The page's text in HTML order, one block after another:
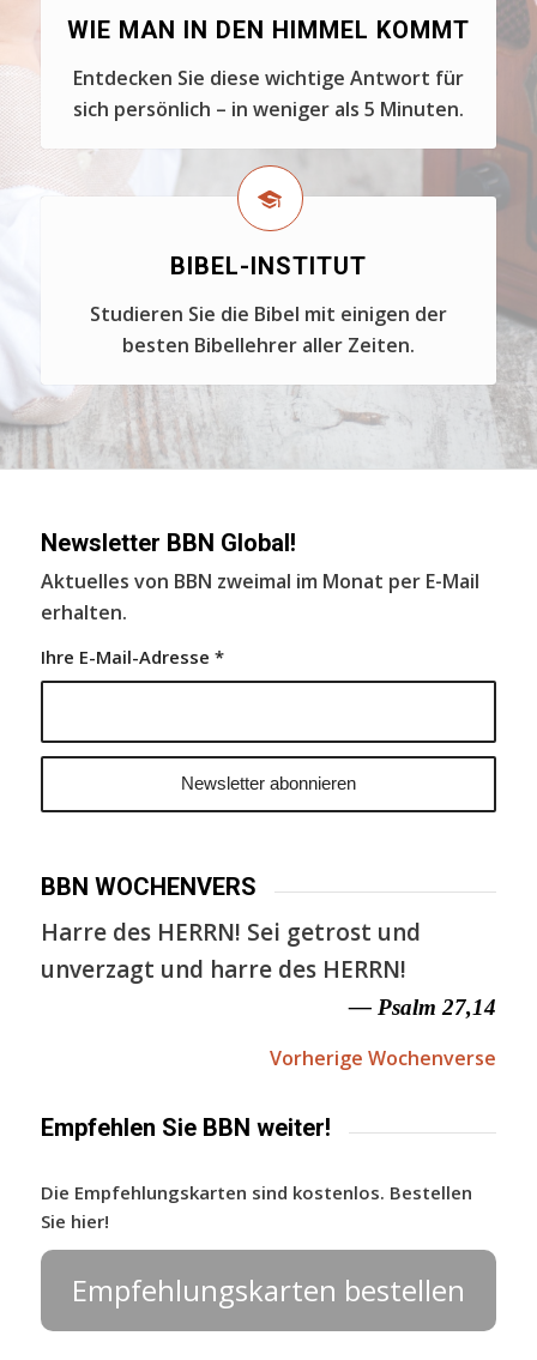
WIE MAN IN DEN HIMMEL KOMMT
Entdecken Sie diese wichtige Antwort für
sich persönlich – in weniger als 5 Minuten.
BIBEL-INSTITUT
Studieren Sie die Bibel mit einigen der
besten Bibellehrer aller Zeiten.
Newsletter BBN Global!
Aktuelles von BBN zweimal im Monat per E-Mail
erhalten.
Ihre E-Mail-Adresse *
BBN WOCHENVERS
Harre des HERRN! Sei getrost und
unverzagt und harre des HERRN!
— Psalm 27,14
Vorherige Wochenverse
Empfehlen Sie BBN weiter!
Die Empfehlungskarten sind kostenlos. Bestellen
Sie hier!
Empfehlungskarten bestellen